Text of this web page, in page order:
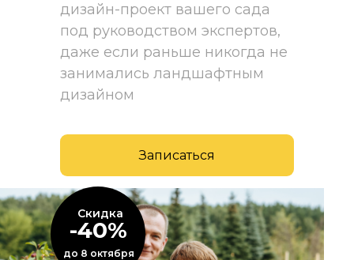
Записаться
дизайн-проект вашего сада
под руководством экспертов,
даже если раньше никогда не
занимались ландшафтным
дизайном
Скидка
до 8 октября
-40%